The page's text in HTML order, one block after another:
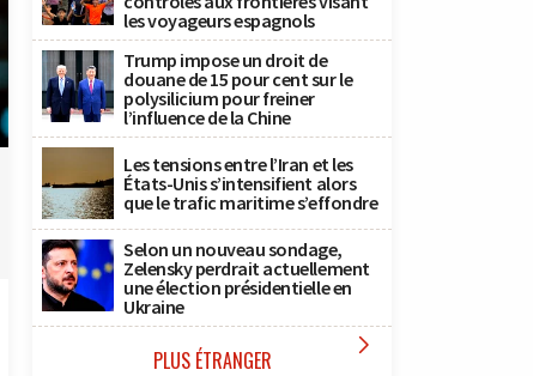
les voyageurs espagnols
Trump impose un droit de
douane de 15 pour cent sur le
polysilicium pour freiner
l’influence de la Chine
Les tensions entre l’Iran et les
États-Unis s’intensifient alors
que le trafic maritime s’effondre
Selon un nouveau sondage,
Zelensky perdrait actuellement
une élection présidentielle en
Ukraine
PLUS ÉTRANGER 